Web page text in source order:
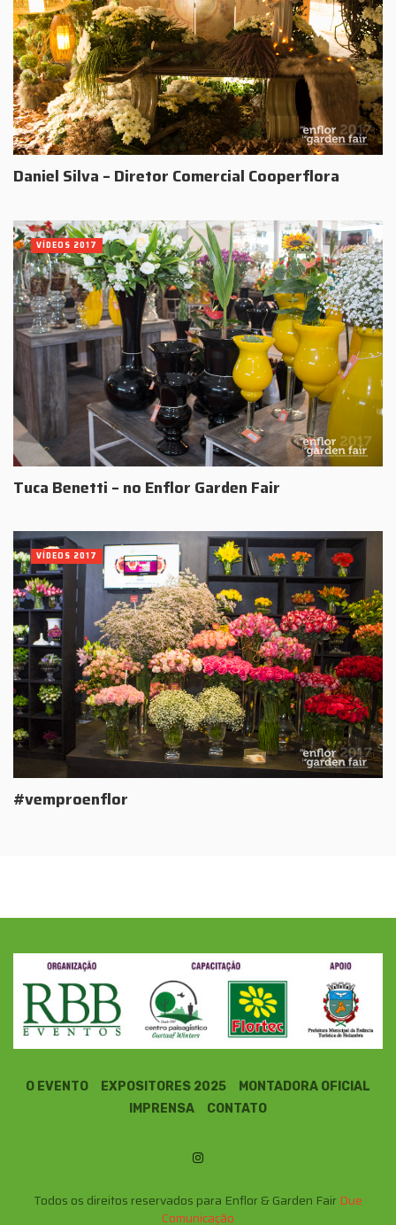
Daniel Silva – Diretor Comercial Cooperflora
Tuca Benetti – no Enflor Garden Fair
VÍDEOS 2017
#vemproenflor
VÍDEOS 2017
O EVENTO EXPOSITORES 2025
MONTADORA OFICIAL
IMPRENSA
CONTATO
Todos os direitos reservados para Enflor & Garden Fair Due
Comunicação